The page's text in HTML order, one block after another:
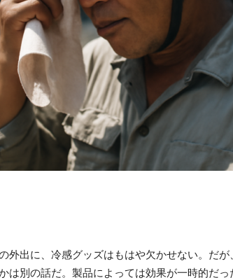
外出に、冷感グッズはもはや欠かせない。だ
は別の話だ。製品によっては効果が一時的だ